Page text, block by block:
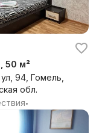
50 м²
94, Гомель,
обл.
•